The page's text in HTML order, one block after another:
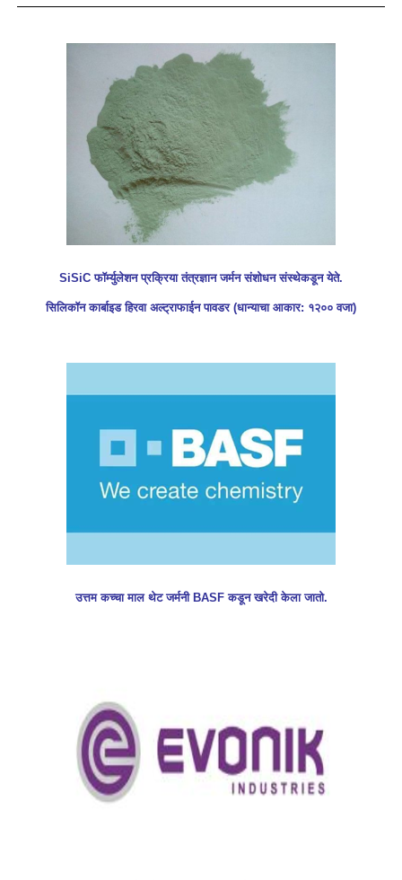
SiSiC फॉर्म्युलेशन प्रक्रिया तंत्रज्ञान जर्मन संशोधन संस्थेकडून येते.
सिलिकॉन कार्बाइड हिरवा अल्ट्राफाईन पावडर (धान्याचा आकार: १२०० वजा)
उत्तम कच्चा माल थेट जर्मनी BASF कडून खरेदी केला जातो.